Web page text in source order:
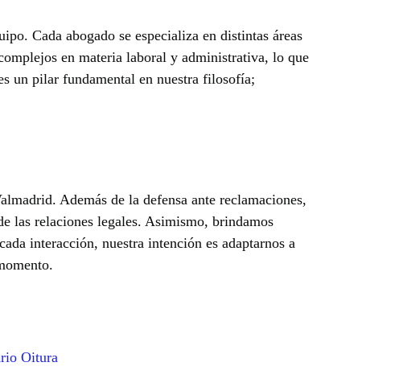
Cada abogado se especializa en distintas áreas
en materia laboral y administrativa, lo que
un pilar fundamental en nuestra filosofía;
Además de la defensa ante reclamaciones,
las relaciones legales. Asimismo, brindamos
interacción, nuestra intención es adaptarnos a
Oitura